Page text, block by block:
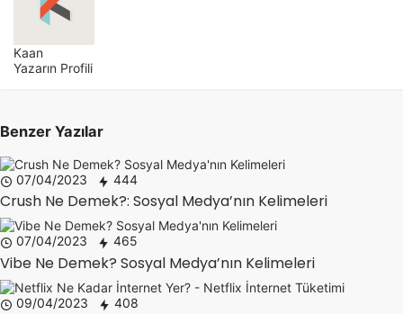
Kaan
Yazarın Profili
Benzer Yazılar
07/04/2023 444
Crush Ne Demek?: Sosyal Medya’nın Kelimeleri
07/04/2023 465
Vibe Ne Demek? Sosyal Medya’nın Kelimeleri
09/04/2023 408